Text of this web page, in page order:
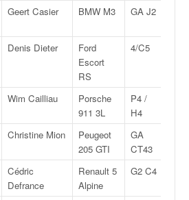
Geert Casier BMW M3 GA J2
Denis Dieter
Ford
Escort
RS
4/C5
Wim Cailliau
Porsche
911 3L
P4 /
H4
Christine Mion
Peugeot
205 GTI
GA
CT43
Cédric
Defrance
Renault 5
Alpine
G2 C4